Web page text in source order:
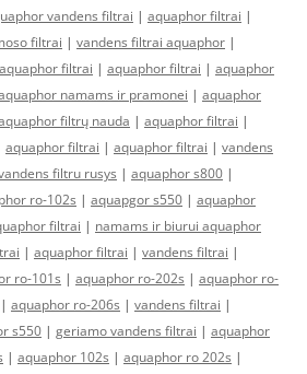
vandens filtrai | aquaphor filtrai |
filtrai | vandens filtrai aquaphor |
aquaphor filtrai | aquaphor filtrai | aquaphor
namams ir pramonei | aquaphor
filtrų nauda | aquaphor filtrai |
aquaphor filtrai | aquaphor filtrai | vandens
filtru rusys | aquaphor s800 |
ro-102s | aquapgor s550 | aquaphor
filtrai | namams ir biurui aquaphor
| aquaphor filtrai | vandens filtrai |
ro-101s | aquaphor ro-202s | aquaphor ro-
| aquaphor ro-206s | vandens filtrai |
s550 | geriamo vandens filtrai | aquaphor
| aquaphor 102s | aquaphor ro 202s |